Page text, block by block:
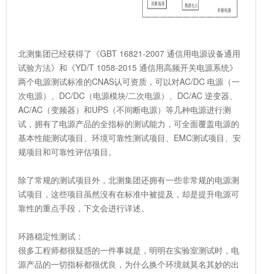
北测集团已经获得了《GBT 16821-2007 通信用电源设备通用
试验方法》和《YD/T 1058-2015 通信用高频开关电源系统》
两个电源测试标准的CNAS认可资质，可以对AC/DC 电源（一
次电源）、DC/DC（电源模块/二次电源）、DC/AC 逆变器、
AC/AC（变频器）和UPS（不间断电源）等几种电源进行测
试，拥有了电源产品的全指标的测试能力，可全面覆盖电源的
基本性能测试项目、环境可靠性测试项目、EMC测试项目、安
规项目和可靠性评估项目。
除了常规的测试项目外，北测集团还拥有一些非常规的电源测
试项目，这些项目虽然没有在标准中被提及，却是提升电源可
靠性的重点手段，下文会进行详述。
环路稳定性测试：
很多工程师都很疑惑的一件事就是，明明在实验室测试时，电
源产品的一切指标都很优良，为什么换个环境就莫名其妙的出